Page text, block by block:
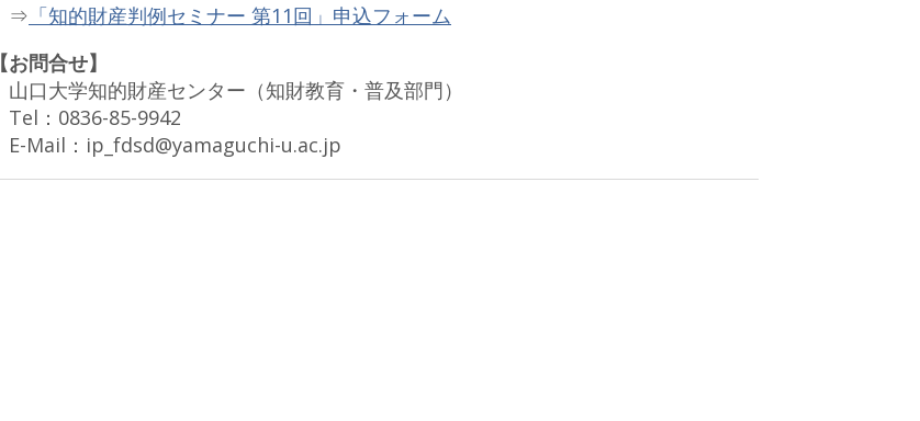
⇒ 「知的財産判例セミナー 第11回」申込フォーム
【お問合せ】
山口大学知的財産センター（知財教育・普及部門）
Tel：0836-85-9942
E-Mail：ip_fdsd@yamaguchi-u.ac.jp